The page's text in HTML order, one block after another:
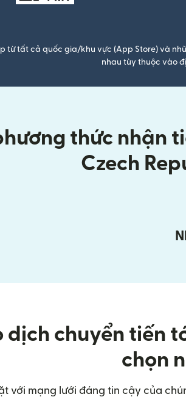
từ tất cả quốc gia/khu vực (App Store) và
nhau tùy thuộc vào
thức nhận
Czech
dịch chuyển tiến
chọn
với mạng lưới đáng tin cậy của